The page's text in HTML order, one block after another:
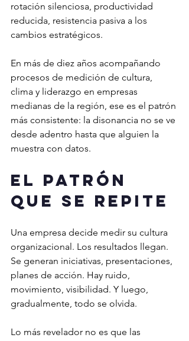
rotación silenciosa, productividad
reducida, resistencia pasiva a los
cambios estratégicos.
En más de diez años acompañando
procesos de medición de cultura,
clima y liderazgo en empresas
medianas de la región, ese es el patrón
más consistente: la disonancia no se ve
desde adentro hasta que alguien la
muestra con datos.
El patrón
que se repite
Una empresa decide medir su cultura
organizacional. Los resultados llegan.
Se generan iniciativas, presentaciones,
planes de acción. Hay ruido,
movimiento, visibilidad. Y luego,
gradualmente, todo se olvida.
Lo más revelador no es que las